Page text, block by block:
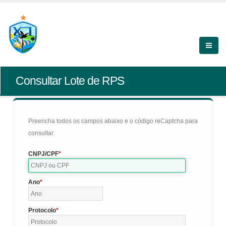
Consultar Lote de RPS
Preencha todos os campos abaixo e o código reCaptcha para
consultar.
CNPJ/CPF
Ano
Protocolo